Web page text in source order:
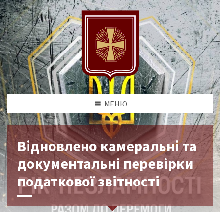
МЕНЮ
Відновлено камеральні та
документальні перевірки
податкової звітності